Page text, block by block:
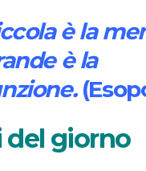
è la
è la
del giorno